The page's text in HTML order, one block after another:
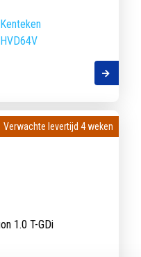
Kenteken
HVD64V
Verwachte levertijd 4 weken
Verwachte levertijd 4 weken